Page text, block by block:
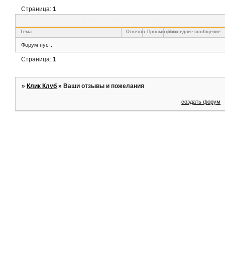
Страница:1
Тема Ответов ПросмотровПоследнее сообщение
Форум пуст.
Страница:1
»Клик Клуб »Ваши отзывы и пожелания
создать форум